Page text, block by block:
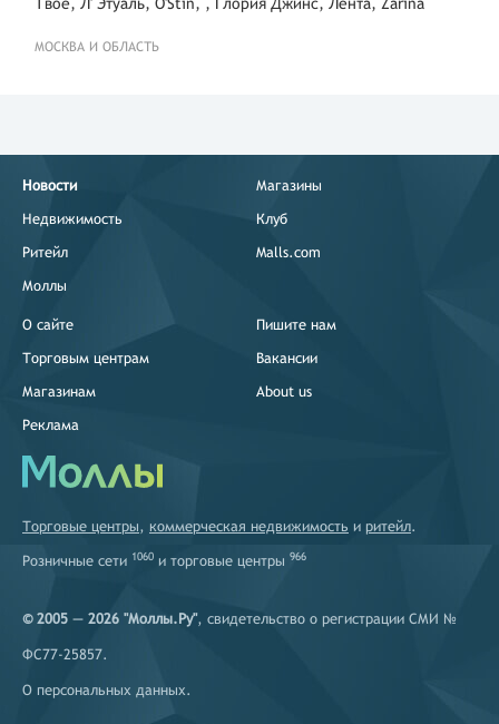
Твое, Л' Этуаль, O'Stin, , Глория Джинс, Лента, Zarina
МОСКВА И ОБЛАСТЬ
Новости
Недвижимость
Ритейл
Моллы
Магазины
Клуб
Malls.com
О сайте
Торговым центрам
Магазинам
Реклама
Пишите нам
Вакансии
About us
Торговые центры, коммерческая недвижимость и ритейл.
Розничные сети 1060 и торговые центры 966
© 2005 — 2026 "Моллы.Ру", свидетельство о регистрации СМИ №
ФС77-25857.
О персональных данных.